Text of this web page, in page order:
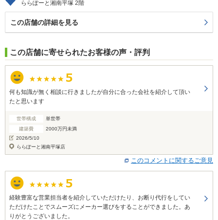
ららぽーと湘南平塚 2階
この店舗の詳細を見る
この店舗に寄せられたお客様の声・評判
何も知識が無く相談に行きましたが自分に合った会社を紹介して頂い
たと思います
世帯構成
単世帯
建築費
2000万円未満
2026/5/10
ららぽーと湘南平塚店
このコメントに関するご意見
経験豊富な営業担当者を紹介していただけたり、お断り代行をしてい
ただけたことでスムーズにメーカー選びをすることができました。あ
りがとうございました。